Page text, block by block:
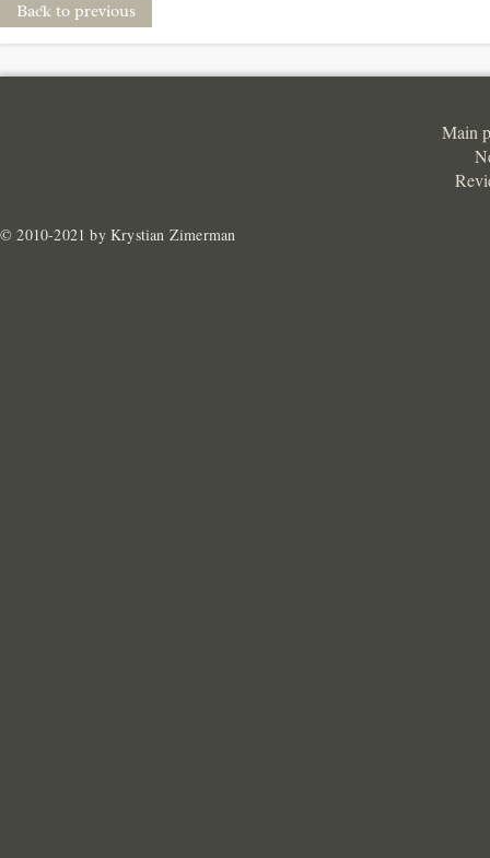
Back to previous
Main
© 2010-2021 by Krystian Zimerman